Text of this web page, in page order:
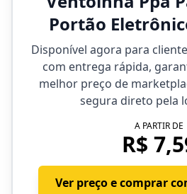
Portão
Disponível agora para
com entrega rápida,
melhor preço de
segura direto pela
A PARTIR DE
R$
Ver preço e comprar